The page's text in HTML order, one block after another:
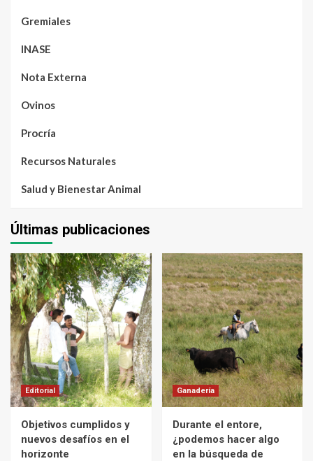
Gremiales
INASE
Nota Externa
Ovinos
Procría
Recursos Naturales
Salud y Bienestar Animal
Últimas publicaciones
Editorial
Objetivos cumplidos y
nuevos desafíos en el
horizonte
Ganadería
Durante el entore,
¿podemos hacer algo
en la búsqueda de